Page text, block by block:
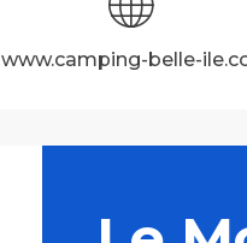
www.camping-belle-